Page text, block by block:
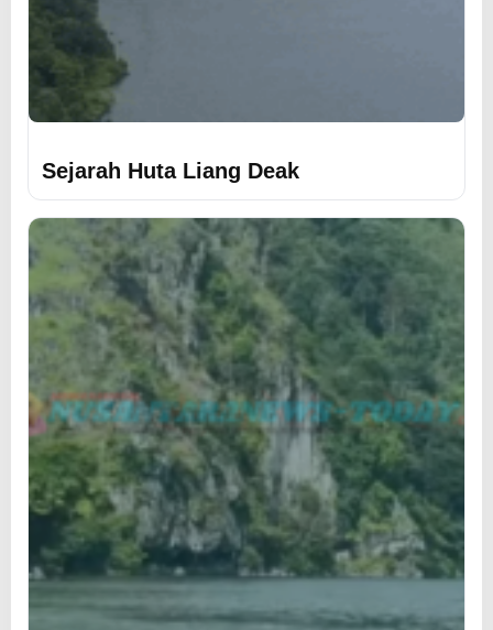
Sejarah Huta Liang Deak